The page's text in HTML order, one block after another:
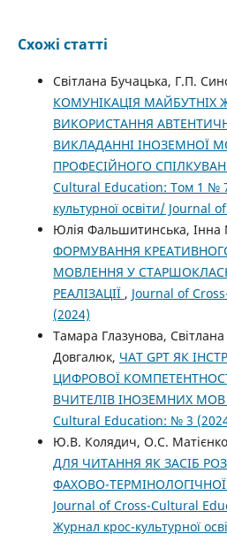
Схожі статті
Світлана Бучацька, Г.П.
КОМУНІКАЦІЯ МАЙБУТНІХ
ВИКОРИСТАННЯ
ВИКЛАДАННІ ІНОЗЕМНОЇ
ПРОФЕСІЙНОГО
Cultural Education: Том 1 №
культурної освіти/ Journal
Юлія Фальшитинська, Інна
ФОРМУВАННЯ
МОВЛЕННЯ У
РЕАЛІЗАЦІЇ , Journal of
(2024)
Тамара Глазунова,
Довгалюк, ЧАТ GPT ЯК
ЦИФРОВОЇ
ВЧИТЕЛІВ ІНОЗЕМНИХ МОВ
Cultural Education: № 3
Ю.В. Колядич, О.С.
ДЛЯ ЧИТАННЯ ЯК ЗАСІБ
ФАХОВО-
Journal of Cross-Cultural
Журнал крос-культурної